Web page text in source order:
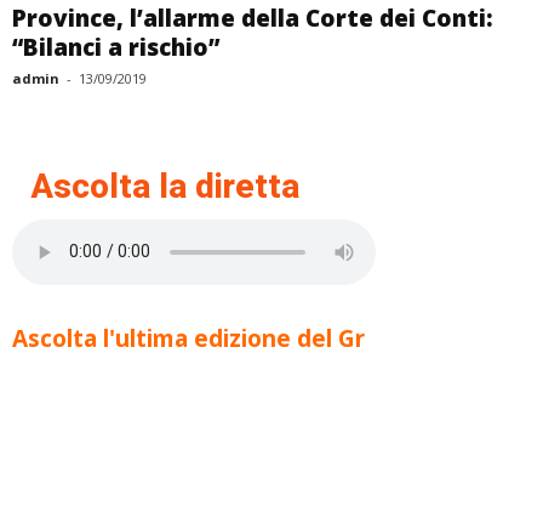
Province, l’allarme della Corte dei Conti:
“Bilanci a rischio”
admin - 13/09/2019
Ascolta la diretta
Ascolta l'ultima edizione del Gr